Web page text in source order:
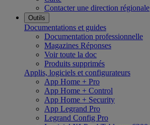
Contacter une direction régionale
Outils
Documentations et guides
Documentation professionnelle
Magazines Réponses
Voir toute la doc
Produits supprimés
Applis, logiciels et configurateurs
App Home + Pro
App Home + Control
App Home + Security
App Legrand Pro
Legrand Config Pro